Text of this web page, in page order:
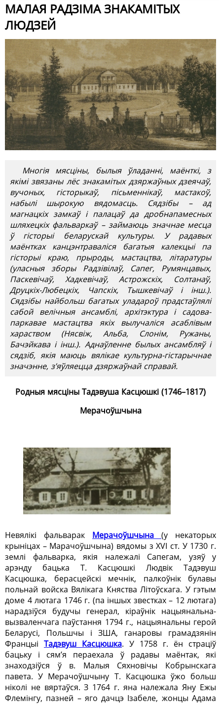
МАЛАЯ РАДЗІМА ЗНАКАМІТЫХ
ЛЮДЗЕЙ
Многія мясціны, былыя ўладанні, маёнткі, з
якімі звязаны лёс знакамітых дзяржаўных дзеячаў,
вучоных, гісторыкаў, пісьменнікаў, мастакоў,
набылі шырокую вядомасць. Сядзібы – ад
магнацкіх замкаў і палацаў да дробнапамесных
шляхецкіх фальваркаў – займаюць значнае месца
ў гісторыі беларускай культуры. У радавых
маёнтках канцэнтраваліся багатыя калекцыі па
гісторыі краю, прыроды, мастацтва, літаратуры
(уласныя зборы Радзівілаў, Сапег, Румянцавых,
Паскевічаў, Хадкевічаў, Астрожскіх, Солтанаў,
Друцкіх-Любецкіх, Чапскіх, Тышкевічаў і інш.).
Сядзібы найбольш багатых уладароў прадстаўлялі
сабой велічныя ансамблі, архітэктура і садова-
паркавае мастацтва якіх вылучаліся асаблівым
хараством (Нясвіж, Альба, Слонім, Ружаны,
Бачэйкава і інш.). Аднаўленне былых ансамбляў і
сядзіб, якія маюць вялікае культурна-гістарычнае
значэнне, з’яўляецца дзяржаўнай справай.
Родныя мясціны Тадэвуша Касцюшкі (1746–1817)
Мерачоўшчына
Невялікі фальварак Мерачоўшчына
(у некаторых
крыніцах – Марачоўшчына) вядомы з ХVI ст. У 1730 г.
землі фальварка, якія належалі Сапегам, узяў у
арэнду бацька Т. Касцюшкі Людвік Тадэвуш
Касцюшка, берасцейскі мечнік, палкоўнік булавы
польнай войска Вялікага Княства Літоўскага. У гэтым
доме 4 лютага 1746 г. (па іншых звестках – 12 лютага)
нарадзіўся будучы генерал, кіраўнік нацыянальна-
вызваленчага паўстання 1794 г., нацыянальны герой
Беларусі, Польшчы і ЗША, ганаровы грамадзянін
Францыі Тадэвуш Касцюшка. У 1758 г. ён страціў
бацьку і сям’я пераехала ў радавы маёнтак, які
знаходзіўся ў в. Малыя Сяхновічы Кобрынскага
павета. У Мерачоўшчыну Т. Касцюшка ўжо больш
ніколі не вяртаўся. З 1764 г. яна належала Яну Ежы
Флемінгу, пазней – яго дачцэ Ізабеле, жонцы Адама